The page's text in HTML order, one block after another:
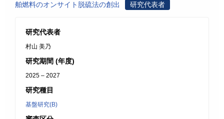
舶燃料のオンサイト脱硫法の創出
研究代表者
研究代表者
村山 美乃
研究期間 (年度)
2025 – 2027
研究種目
基盤研究(B)